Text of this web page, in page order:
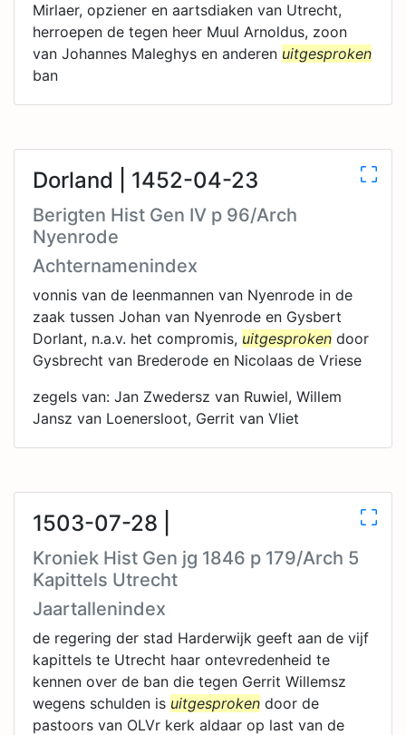
Mirlaer, opziener en aartsdiaken van Utrecht,
herroepen de tegen heer Muul Arnoldus, zoon
van Johannes Maleghys en anderen uitgesproken
ban
Dorland | 1452-04-23
Berigten Hist Gen IV p 96/Arch
Nyenrode
Achternamenindex
vonnis van de leenmannen van Nyenrode in de
zaak tussen Johan van Nyenrode en Gysbert
Dorlant, n.a.v. het compromis, uitgesproken door
Gysbrecht van Brederode en Nicolaas de Vriese
zegels van: Jan Zwedersz van Ruwiel, Willem
Jansz van Loenersloot, Gerrit van Vliet
1503-07-28 |
Kroniek Hist Gen jg 1846 p 179/Arch 5
Kapittels Utrecht
Jaartallenindex
de regering der stad Harderwijk geeft aan de vijf
kapittels te Utrecht haar ontevredenheid te
kennen over de ban die tegen Gerrit Willemsz
wegens schulden is uitgesproken door de
pastoors van OLVr kerk aldaar op last van de